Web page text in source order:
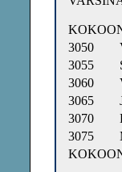
3050
3055
3060
3065
3070
3075